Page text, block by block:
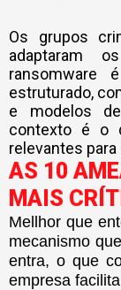
Os grupos
adaptaram
ransomware
estruturado,
e modelos
contexto é o
relevantes
AS 10
MAIS
Mellhor que
mecanismo
entra, o que
empresa